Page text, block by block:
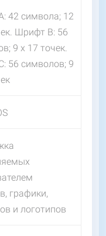
42 символа; 12
Шрифт В: 56
9 х 17 точек.
56 символов; 9
графики,
и логотипов